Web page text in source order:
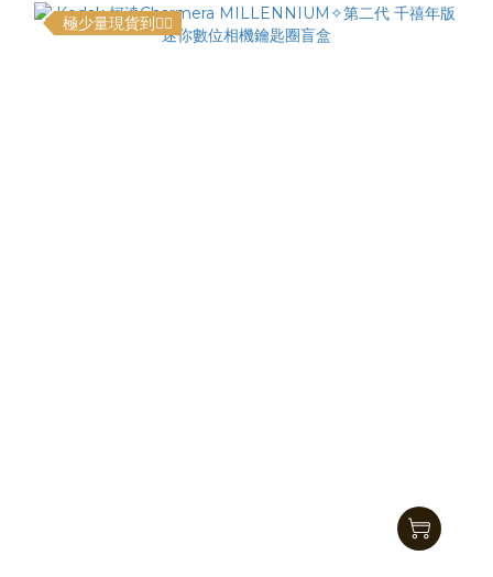
極少量現貨到❤️‍🔥